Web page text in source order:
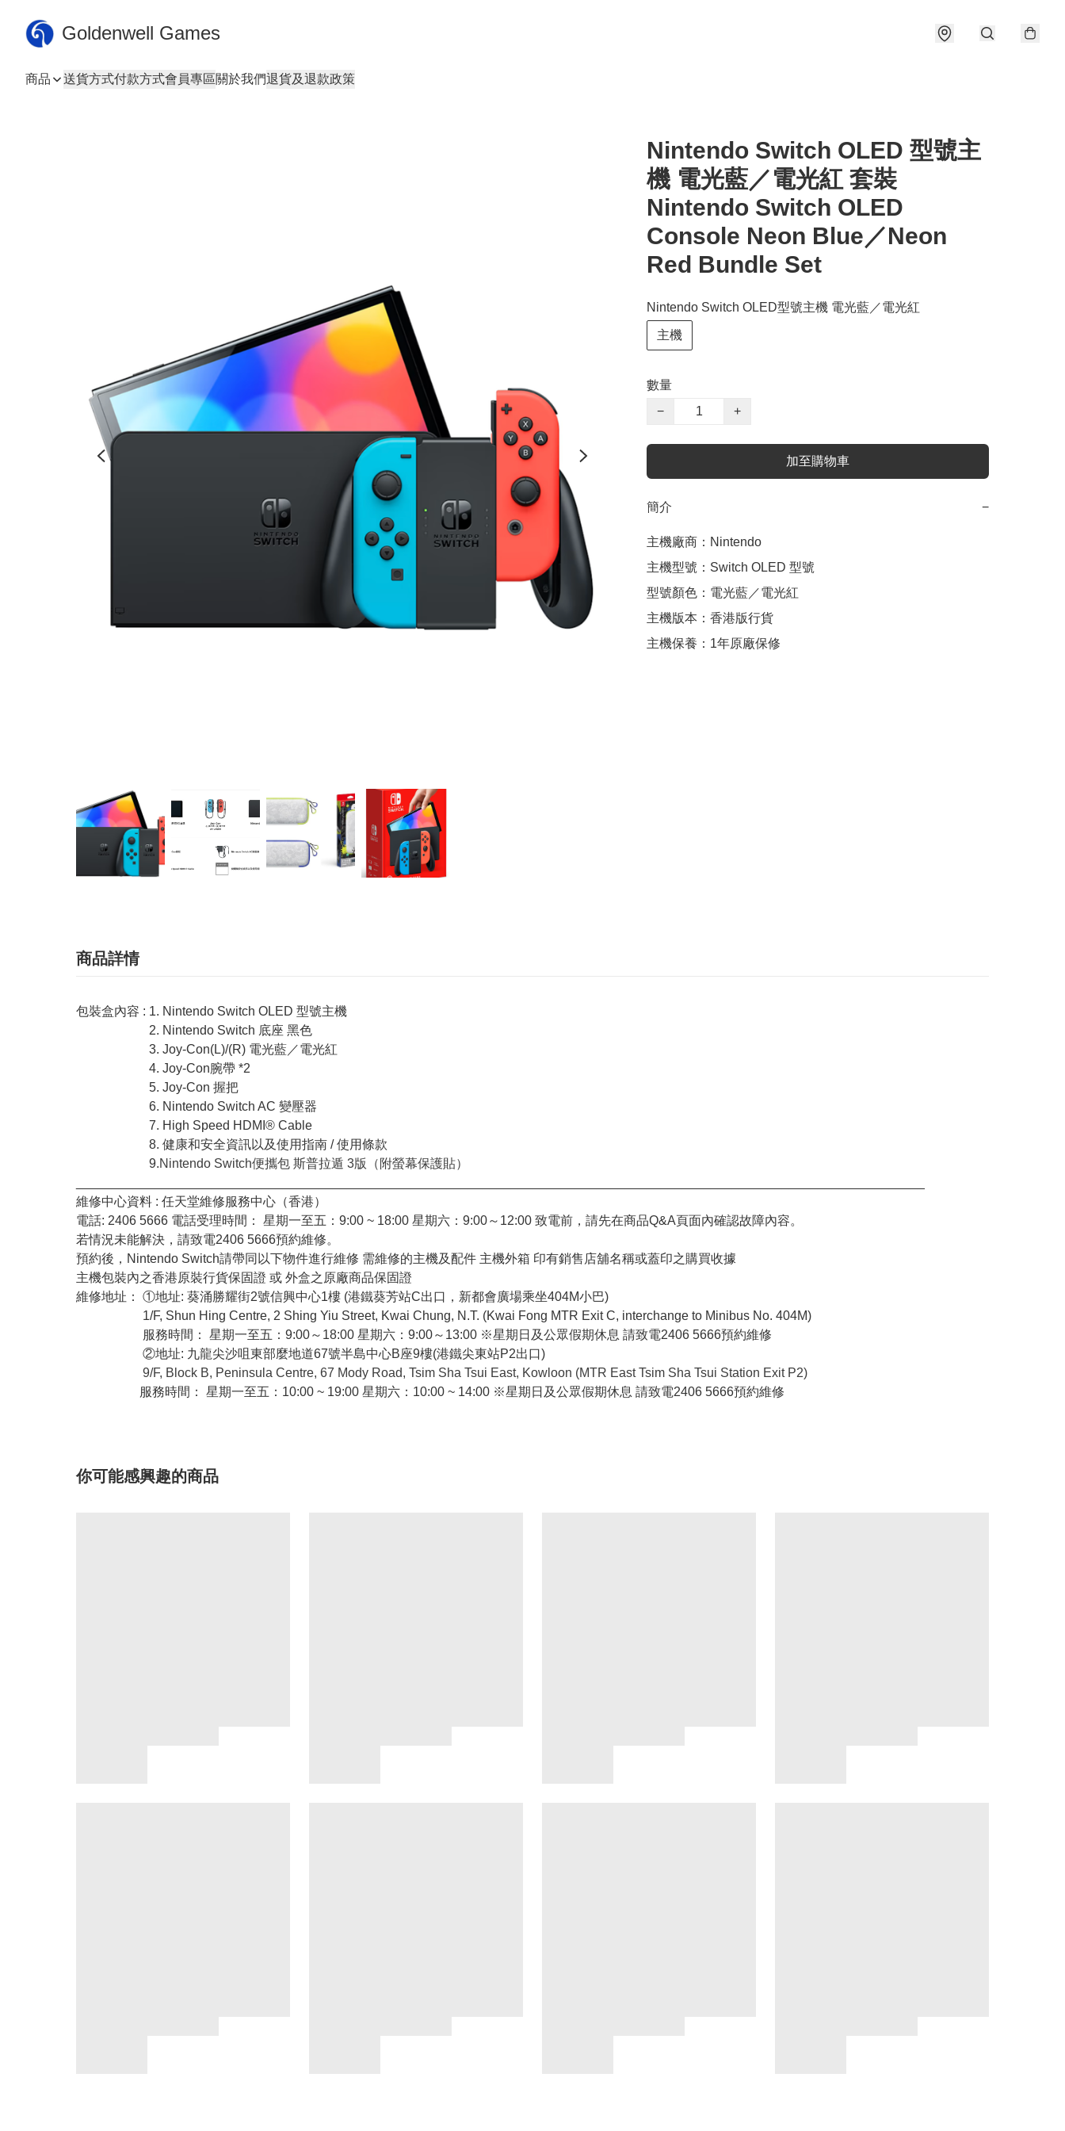
Goldenwell Games
商品 送貨方式付款方式會員專區關於我們退貨及退款政策
Nintendo Switch OLED 型號主
機 電光藍／電光紅 套裝
Nintendo Switch OLED
Console Neon Blue／Neon
Red Bundle Set
Nintendo Switch OLED型號主機 電光藍／電光紅
主機
數量
−
+
加至購物車
簡介 −
主機廠商：Nintendo
主機型號：Switch OLED 型號
型號顏色：電光藍／電光紅
主機版本：香港版行貨
主機保養：1年原廠保修
商品詳情
包裝盒內容 : 1. Nintendo Switch OLED 型號主機
2. Nintendo Switch 底座 黑色
3. Joy-Con(L)/(R) 電光藍／電光紅
4. Joy-Con腕帶 *2
5. Joy-Con 握把
6. Nintendo Switch AC 變壓器
7. High Speed HDMI® Cable
8. 健康和安全資訊以及使用指南 / 使用條款
9.Nintendo Switch便攜包 斯普拉遁 3版（附螢幕保護貼）
維修中心資料 : 任天堂維修服務中心（香港）
電話: 2406 5666 電話受理時間： 星期一至五：9:00 ~ 18:00 星期六：9:00～12:00 致電前，請先在商品Q&A頁面內確認故障內容。
若情況未能解決，請致電2406 5666預約維修。
預約後，Nintendo Switch請帶同以下物件進行維修 需維修的主機及配件 主機外箱 印有銷售店舖名稱或蓋印之購買收據
主機包裝內之香港原裝行貨保固證 或 外盒之原廠商品保固證
維修地址： ①地址: 葵涌勝耀街2號信興中心1樓 (港鐵葵芳站C出口，新都會廣場乘坐404M小巴)
1/F, Shun Hing Centre, 2 Shing Yiu Street, Kwai Chung, N.T. (Kwai Fong MTR Exit C, interchange to Minibus No. 404M)
服務時間： 星期一至五：9:00～18:00 星期六：9:00～13:00 ※星期日及公眾假期休息 請致電2406 5666預約維修
②地址: 九龍尖沙咀東部麼地道67號半島中心B座9樓(港鐵尖東站P2出口)
9/F, Block B, Peninsula Centre, 67 Mody Road, Tsim Sha Tsui East, Kowloon (MTR East Tsim Sha Tsui Station Exit P2)
服務時間： 星期一至五：10:00 ~ 19:00 星期六：10:00 ~ 14:00 ※星期日及公眾假期休息 請致電2406 5666預約維修
你可能感興趣的商品